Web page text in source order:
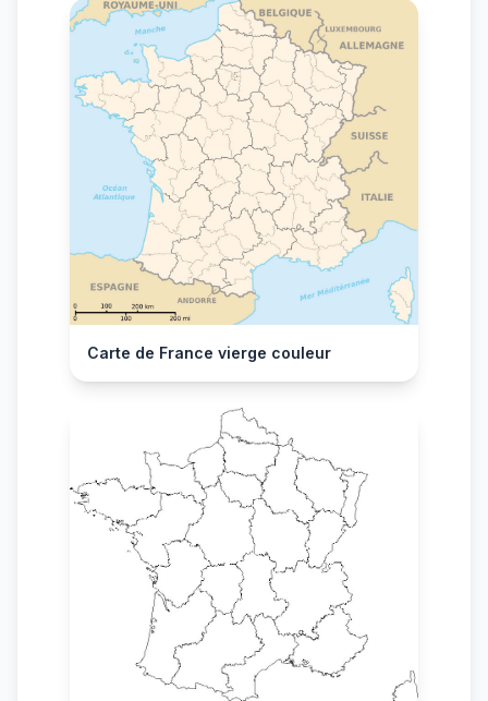
Carte de France vierge couleur